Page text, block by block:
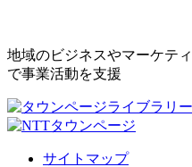
地域のビジネスやマーケテ
で事業活動を支援
サイトマップ